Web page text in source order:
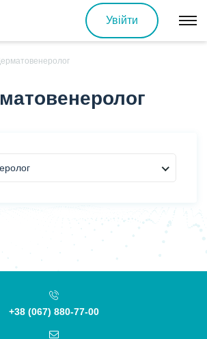
Увійти
+38 (067) 880-77-00